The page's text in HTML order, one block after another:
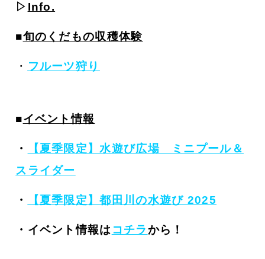
▷ Info.
■旬のくだもの収穫体験
・ フルーツ狩り
■イベント情報
・
【夏季限定】水遊び広場 ミニプール＆
スライダー
・ 【夏季限定】都田川の水遊び 2025
・イベント情報は コチラから！